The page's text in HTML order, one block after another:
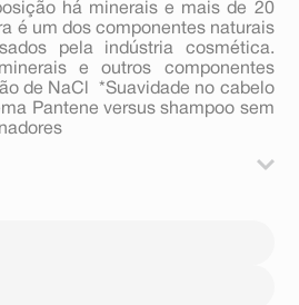
há minerais e mais de 20
é um dos componentes naturais
pela indústria cosmética.
e outros componentes
de NaCl  *Suavidade no cabelo
Pantene versus shampoo sem
No Cabelo Molhado Após O